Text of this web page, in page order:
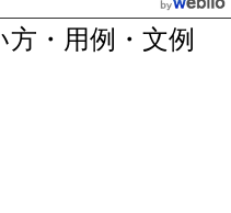
方・用例・文例